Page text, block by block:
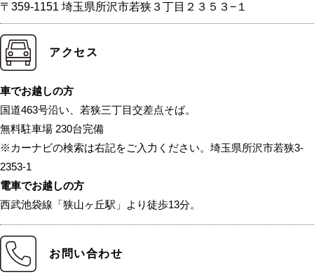
〒359-1151 埼玉県所沢市若狭３丁目２３５３−１
アクセス
車でお越しの方
国道463号沿い、若狭三丁目交差点そば。
無料駐車場 230台完備
※カーナビの検索は右記をご入力ください。埼玉県所沢市若狭3-
2353-1
電車でお越しの方
西武池袋線「狭山ヶ丘駅」より徒歩13分。
お問い合わせ